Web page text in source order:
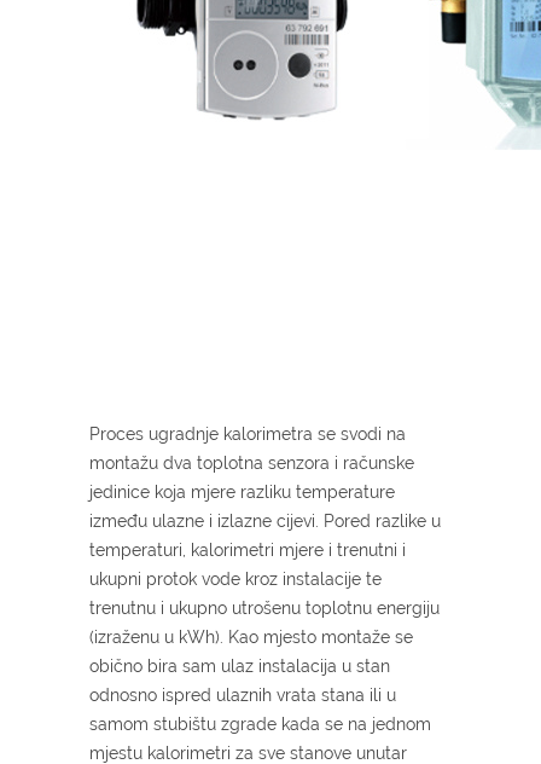
Proces ugradnje kalorimetra se svodi na
montažu dva toplotna senzora i računske
jedinice koja mjere razliku temperature
između ulazne i izlazne cijevi. Pored razlike u
temperaturi, kalorimetri mjere i trenutni i
ukupni protok vode kroz instalacije te
trenutnu i ukupno utrošenu toplotnu energiju
(izraženu u kWh). Kao mjesto montaže se
obično bira sam ulaz instalacija u stan
odnosno ispred ulaznih vrata stana ili u
samom stubištu zgrade kada se na jednom
mjestu kalorimetri za sve stanove unutar